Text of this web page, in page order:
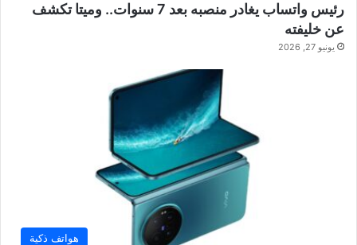
رئيس واتساب يغادر منصبه بعد 7 سنوات.. وميتا تكشف
عن خليفته
يونيو 27, 2026
هواتف ذكية